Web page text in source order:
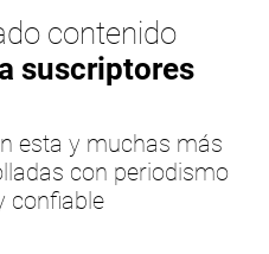
contenido
suscriptores
esta y muchas más
con periodismo
confiable